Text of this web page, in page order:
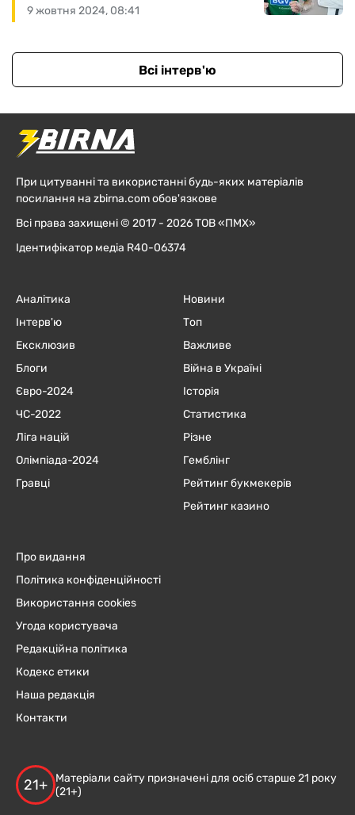
9 жовтня 2024, 08:41
Всі інтерв'ю
При цитуванні та використанні будь-яких матеріалів
посилання на zbirna.com обов'язкове
Всі права захищені © 2017 - 2026 ТОВ «ПМХ»
Ідентифікатор медіа R40-06374
Аналітика
Інтерв'ю
Ексклюзив
Блоги
Євро-2024
ЧC-2022
Ліга націй
Олімпіада-2024
Гравці
Новини
Топ
Важливе
Війна в Україні
Історія
Статистика
Різне
Гемблінг
Рейтинг букмекерів
Рейтинг казино
Про видання
Політика конфіденційності
Використання cookies
Угода користувача
Редакційна політика
Кодекс етики
Наша редакція
Контакти
21+
Матеріали сайту призначені для осіб старше 21 року
(21+)